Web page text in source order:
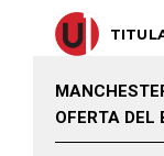
OFERTA DEL